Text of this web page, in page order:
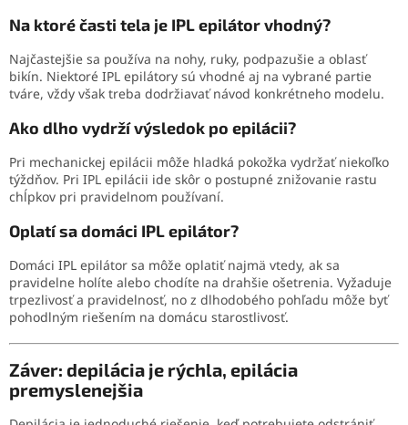
Na ktoré časti tela je IPL epilátor vhodný?
Najčastejšie sa používa na nohy, ruky, podpazušie a oblasť
bikín. Niektoré IPL epilátory sú vhodné aj na vybrané partie
tváre, vždy však treba dodržiavať návod konkrétneho modelu.
Ako dlho vydrží výsledok po epilácii?
Pri mechanickej epilácii môže hladká pokožka vydržať niekoľko
týždňov. Pri IPL epilácii ide skôr o postupné znižovanie rastu
chĺpkov pri pravidelnom používaní.
Oplatí sa domáci IPL epilátor?
Domáci IPL epilátor sa môže oplatiť najmä vtedy, ak sa
pravidelne holíte alebo chodíte na drahšie ošetrenia. Vyžaduje
trpezlivosť a pravidelnosť, no z dlhodobého pohľadu môže byť
pohodlným riešením na domácu starostlivosť.
Záver: depilácia je rýchla, epilácia
premyslenejšia